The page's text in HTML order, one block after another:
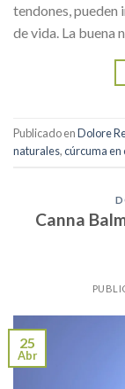
tendones,
de vida. La buena
Publicado enDolore
naturales,cúrcuma en
Canna
25
Abr